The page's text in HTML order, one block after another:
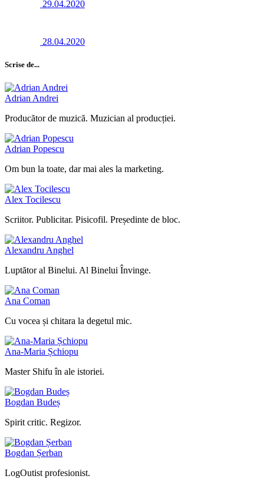
29.04.2020
28.04.2020
Scrise de...
Adrian Andrei
Producător de muzică. Muzician al producției.
Adrian Popescu
Om bun la toate, dar mai ales la marketing.
Alex Tocilescu
Scriitor. Publicitar. Pisicofil. Președinte de bloc.
Alexandru Anghel
Luptător al Binelui. Al Binelui Învinge.
Ana Coman
Cu vocea și chitara la degetul mic.
Ana-Maria Șchiopu
Master Shifu în ale istoriei.
Bogdan Budeș
Spirit critic. Regizor.
Bogdan Șerban
LogOutist profesionist.